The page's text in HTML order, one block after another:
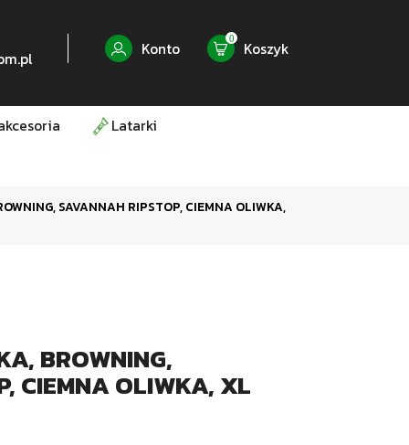
Konto 0 Koszyk
Latarki
SAVANNAH RIPSTOP, CIEMNA OLIWKA,
BROWNING,
CIEMNA OLIWKA, XL